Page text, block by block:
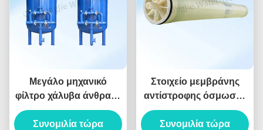
Μεγάλο μηχανικό
φίλτρο χάλυβα άνθρακα
50T/H για την αφαίρεση
ιόντων σιδήρου και
Συνομιλία τώρα
Στοιχείο μεμβράνης
αντίστροφης όσμωσης
8040 RO με υψηλό
ρυθμό αφαλάτωσης και
Συνομιλία τώρα